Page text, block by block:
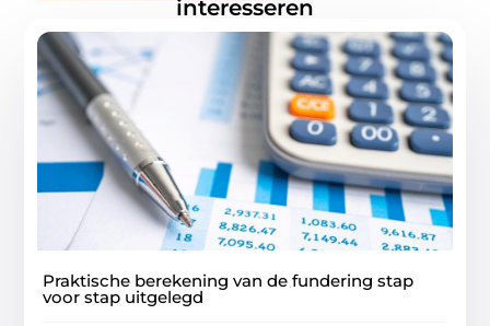
interesseren
Praktische berekening van de fundering stap
voor stap uitgelegd